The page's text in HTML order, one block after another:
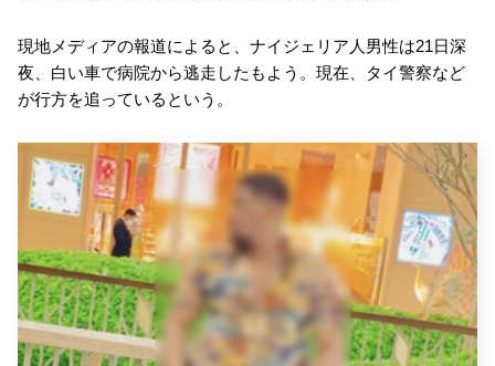
現地メディアの報道によると、ナイジェリア人男性は21日深
夜、白い車で病院から逃走したもよう。現在、タイ警察など
が行方を追っているという。